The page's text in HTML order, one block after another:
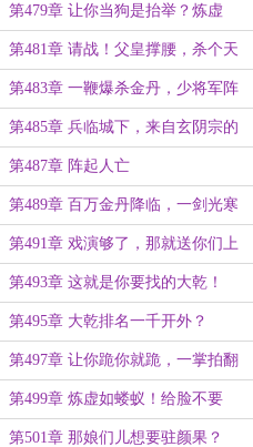
筑基大军！
第479章 让你当狗是抬举？炼虚
境？一剑斩之！
第481章 请战！父皇撑腰，杀个天
翻地覆！
第483章 一鞭爆杀金丹，少将军阵
斩元婴！
第485章 兵临城下，来自玄阴宗的
蔑视！
第487章 阵起人亡
第489章 百万金丹降临，一剑光寒
震北域！
第491章 戏演够了，那就送你们上
路！
第493章 这就是你要找的大乾！
第495章 大乾排名一千开外？
第497章 让你跪你就跪，一掌拍翻
国师！
第499章 炼虚如蝼蚁！给脸不要
脸？
第501章 那娘们儿想要驻颜果？